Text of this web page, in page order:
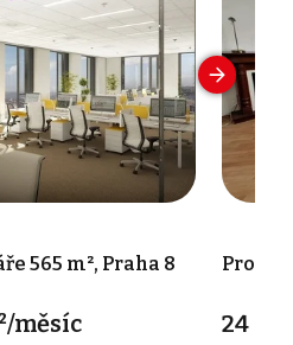
565 m², Praha 8
měsíc 24